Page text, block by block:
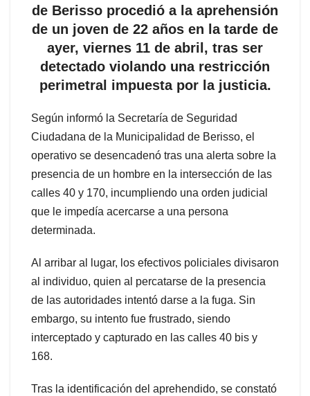
de Berisso procedió a la aprehensión
de un joven de 22 años en la tarde de
ayer, viernes 11 de abril, tras ser
detectado violando una restricción
perimetral impuesta por la justicia.
Según informó la Secretaría de Seguridad
Ciudadana de la Municipalidad de Berisso, el
operativo se desencadenó tras una alerta sobre la
presencia de un hombre en la intersección de las
calles 40 y 170, incumpliendo una orden judicial
que le impedía acercarse a una persona
determinada.
Al arribar al lugar, los efectivos policiales divisaron
al individuo, quien al percatarse de la presencia
de las autoridades intentó darse a la fuga. Sin
embargo, su intento fue frustrado, siendo
interceptado y capturado en las calles 40 bis y
168.
Tras la identificación del aprehendido, se constató